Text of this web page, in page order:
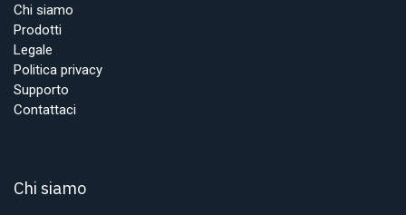
Chi siamo
Prodotti
Legale
Politica privacy
Supporto
Contattaci
Chi siamo